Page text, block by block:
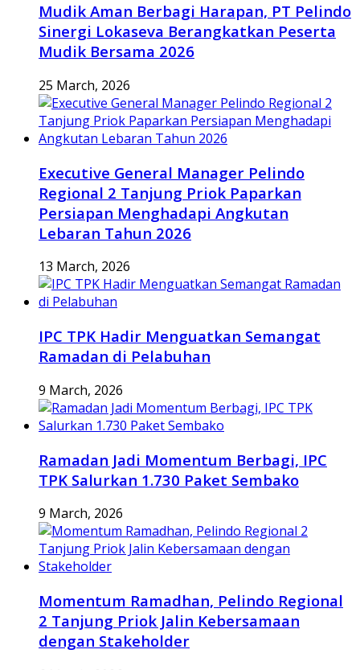
Mudik Aman Berbagi Harapan, PT Pelindo
Sinergi Lokaseva Berangkatkan Peserta
Mudik Bersama 2026
25 March, 2026
Executive General Manager Pelindo
Regional 2 Tanjung Priok Paparkan
Persiapan Menghadapi Angkutan
Lebaran Tahun 2026
13 March, 2026
IPC TPK Hadir Menguatkan Semangat
Ramadan di Pelabuhan
9 March, 2026
Ramadan Jadi Momentum Berbagi, IPC
TPK Salurkan 1.730 Paket Sembako
9 March, 2026
Momentum Ramadhan, Pelindo Regional
2 Tanjung Priok Jalin Kebersamaan
dengan Stakeholder